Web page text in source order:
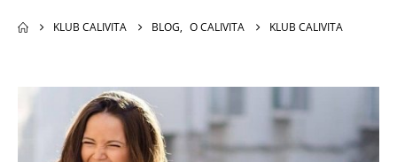
KLUB CALIVITA BLOG, O CALIVITA KLUB CALIVITA